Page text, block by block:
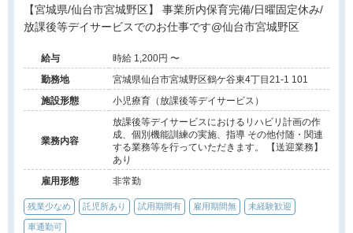
【宮城県/仙台市宮城野区】 事業所内保育完備/日曜固定休み/
放課後等デイサービスでのお仕事です@仙台市宮城野区
給与
時給 1,200円 〜
勤務地
宮城県仙台市宮城野区鶴ケ谷東4丁目21-1 101
施設形態
小児療育（放課後等デイサービス）
業務内容
放課後等デイサービスにおけるリハビリ計画の作
成、個別機能訓練の実施、指導 その他付随・関連
する業務等を行っていただきます。 【送迎業務】
あり
雇用形態
非常勤
残業少なめ 託児所あり 試用期間有 雇用期間無 未経験歓迎
車通勤可